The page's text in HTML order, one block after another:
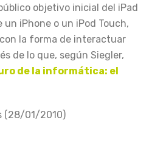
objetivo inicial del iPad
iPhone o un iPod Touch,
la forma de interactuar
de lo que, según Siegler,
de la informática: el
(28/01/2010)